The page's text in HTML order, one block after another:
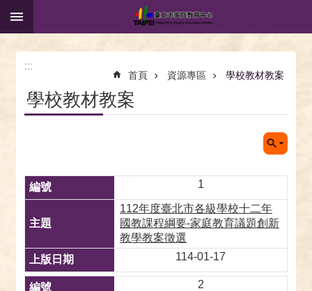
跳到主要內容區塊
:::
首頁 資源專區 學校教材教案
學校教材教案
1
112年度臺北市各級學校十二年
國教課程綱要-家庭教育議題創新
教學教案徵選
114-01-17
2